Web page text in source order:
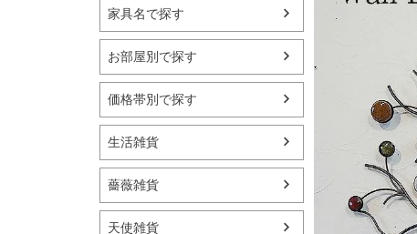
家具名で探す
お部屋別で探す
価格帯別で探す
生活雑貨
薔薇雑貨
天使雑貨